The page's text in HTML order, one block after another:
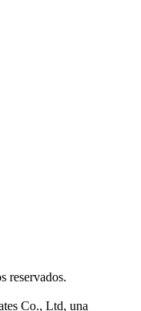
reservados.
Co., Ltd, una